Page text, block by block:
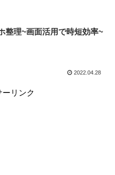
整理~画面活用で時短効率~
2022.04.28
ーリンク